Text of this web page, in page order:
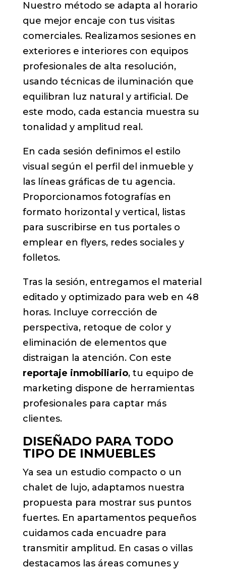
Nuestro método se adapta al horario
que mejor encaje con tus visitas
comerciales. Realizamos sesiones en
exteriores e interiores con equipos
profesionales de alta resolución,
usando técnicas de iluminación que
equilibran luz natural y artificial. De
este modo, cada estancia muestra su
tonalidad y amplitud real.
En cada sesión definimos el estilo
visual según el perfil del inmueble y
las líneas gráficas de tu agencia.
Proporcionamos fotografías en
formato horizontal y vertical, listas
para suscribirse en tus portales o
emplear en flyers, redes sociales y
folletos.
Tras la sesión, entregamos el material
editado y optimizado para web en 48
horas. Incluye corrección de
perspectiva, retoque de color y
eliminación de elementos que
distraigan la atención. Con este
reportaje inmobiliario, tu equipo de
marketing dispone de herramientas
profesionales para captar más
clientes.
DISEÑADO PARA TODO
TIPO DE INMUEBLES
Ya sea un estudio compacto o un
chalet de lujo, adaptamos nuestra
propuesta para mostrar sus puntos
fuertes. En apartamentos pequeños
cuidamos cada encuadre para
transmitir amplitud. En casas o villas
destacamos las áreas comunes y